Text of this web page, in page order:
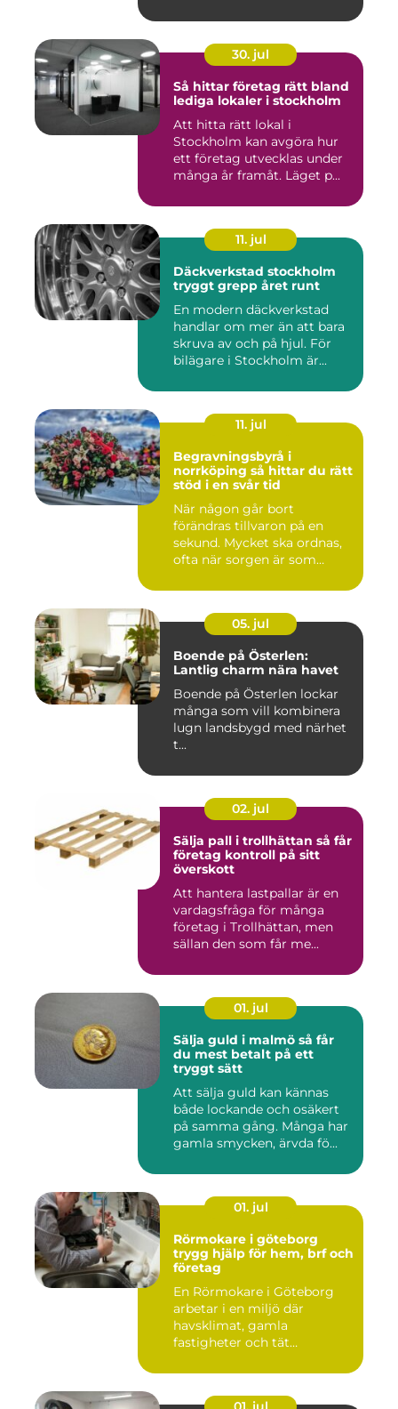
30. jul
Så hittar företag rätt bland
lediga lokaler i stockholm
Att hitta rätt lokal i
Stockholm kan avgöra hur
ett företag utvecklas under
många år framåt. Läget p...
11. jul
Däckverkstad stockholm
tryggt grepp året runt
En modern däckverkstad
handlar om mer än att bara
skruva av och på hjul. För
bilägare i Stockholm är...
11. jul
Begravningsbyrå i
norrköping så hittar du rätt
stöd i en svår tid
När någon går bort
förändras tillvaron på en
sekund. Mycket ska ordnas,
ofta när sorgen är som
05. jul
Boende på Österlen:
Lantlig charm nära havet
Boende på Österlen lockar
många som vill kombinera
lugn landsbygd med närhet
t...
02. jul
Sälja pall i trollhättan så får
företag kontroll på sitt
överskott
Att hantera lastpallar är en
vardagsfråga för många
företag i Trollhättan, men
sällan den som får me...
01. jul
Sälja guld i malmö så får
du mest betalt på ett
tryggt sätt
Att sälja guld kan kännas
både lockande och osäkert
på samma gång. Många har
gamla smycken, ärvda fö...
01. jul
Rörmokare i göteborg
trygg hjälp för hem, brf och
företag
En Rörmokare i Göteborg
arbetar i en miljö där
havsklimat, gamla
fastigheter och tät